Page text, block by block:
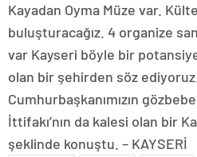
Kayadan Oyma Müze var.
buluşturacağız. 4 organize
var Kayseri böyle bir
olan bir şehirden söz
Cumhurbaşkanımızın
İttifakı’nın da kalesi olan bir
şeklinde konuştu. – KAYSERİ